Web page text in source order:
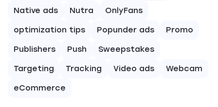
Native ads Nutra OnlyFans
optimization tips Popunder ads Promo
Publishers Push Sweepstakes
Targeting Tracking Video ads Webcam
eCommerce